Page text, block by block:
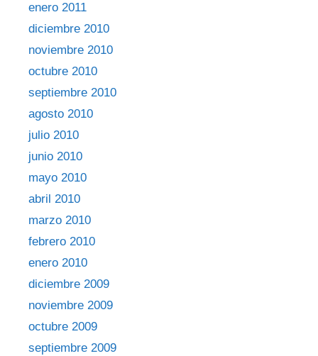
enero 2011
diciembre 2010
noviembre 2010
octubre 2010
septiembre 2010
agosto 2010
julio 2010
junio 2010
mayo 2010
abril 2010
marzo 2010
febrero 2010
enero 2010
diciembre 2009
noviembre 2009
octubre 2009
septiembre 2009